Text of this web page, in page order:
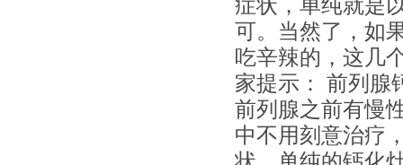
症状，单纯就是
可。当然了，如
吃辛辣的，这几
家提示： 前列腺
前列腺之前有慢
中不用刻意治疗